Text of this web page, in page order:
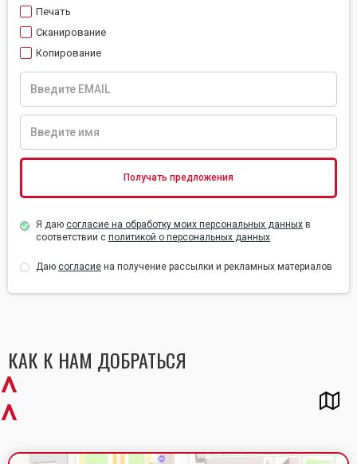
Печать
Сканирование
Копирование
Я даю согласие на обработку моих персональных данных в
соответствии с политикой о персональных данных
Даю согласие на получение рассылки и рекламных материалов
КАК К НАМ ДОБРАТЬСЯ
^
^